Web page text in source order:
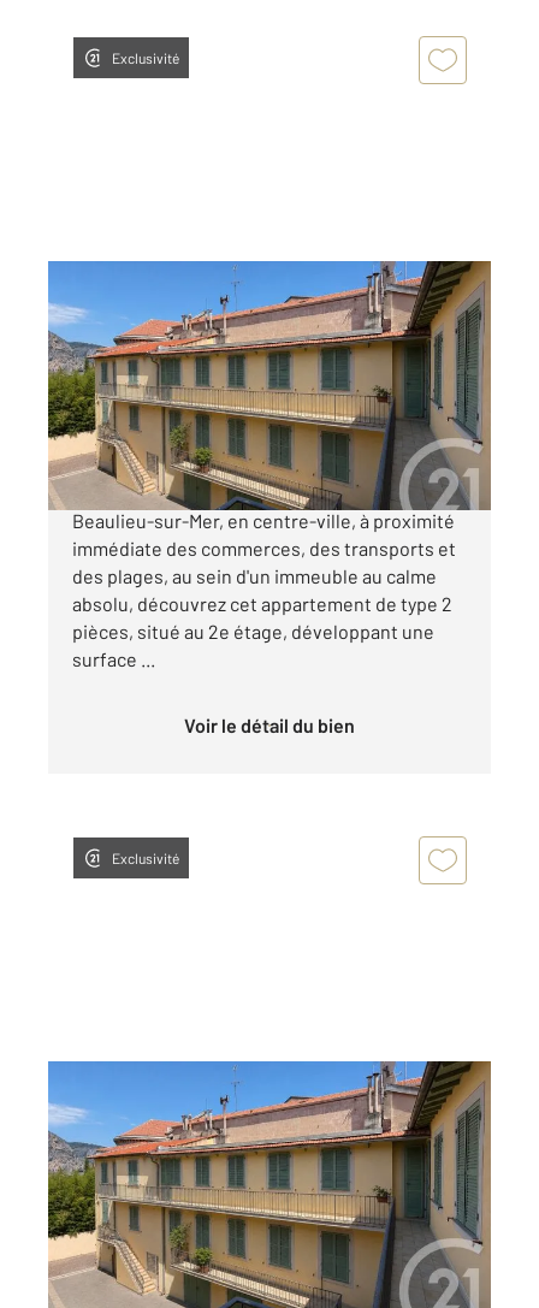
Exclusivité
BEAULIEU SUR MER 06
38,16 m
, 2 pièces
Ref : 5622
Appartement F2 à vendre
185 000 €
Beaulieu-sur-Mer Centre-ville Au cœur de
Beaulieu-sur-Mer, en centre-ville, à proximité
immédiate des commerces, des transports et
des plages, au sein d'un immeuble au calme
absolu, découvrez cet appartement de type 2
pièces, situé au 2e étage, développant une
surface ...
Voir le détail du bien
Exclusivité
BEAULIEU SUR MER 06
32,24 m
, 2 pièces
Ref : 5621
Appartement F2 à vendre
165 000 €
Beaulieu-sur-Mer Centre-ville Au cœur de